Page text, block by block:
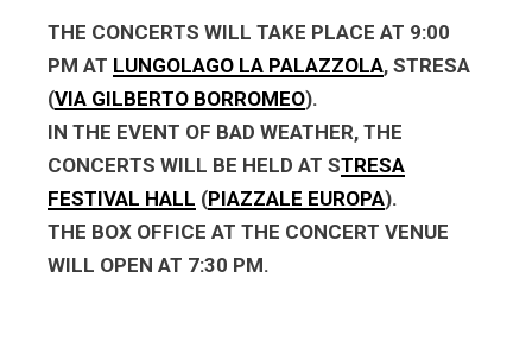
THE CONCERTS WILL TAKE PLACE AT 9:00
PM AT LUNGOLAGO LA PALAZZOLA, STRESA
(VIA GILBERTO BORROMEO).
IN THE EVENT OF BAD WEATHER, THE
CONCERTS WILL BE HELD AT STRESA
FESTIVAL HALL (PIAZZALE EUROPA).
THE BOX OFFICE AT THE CONCERT VENUE
WILL OPEN AT 7:30 PM.